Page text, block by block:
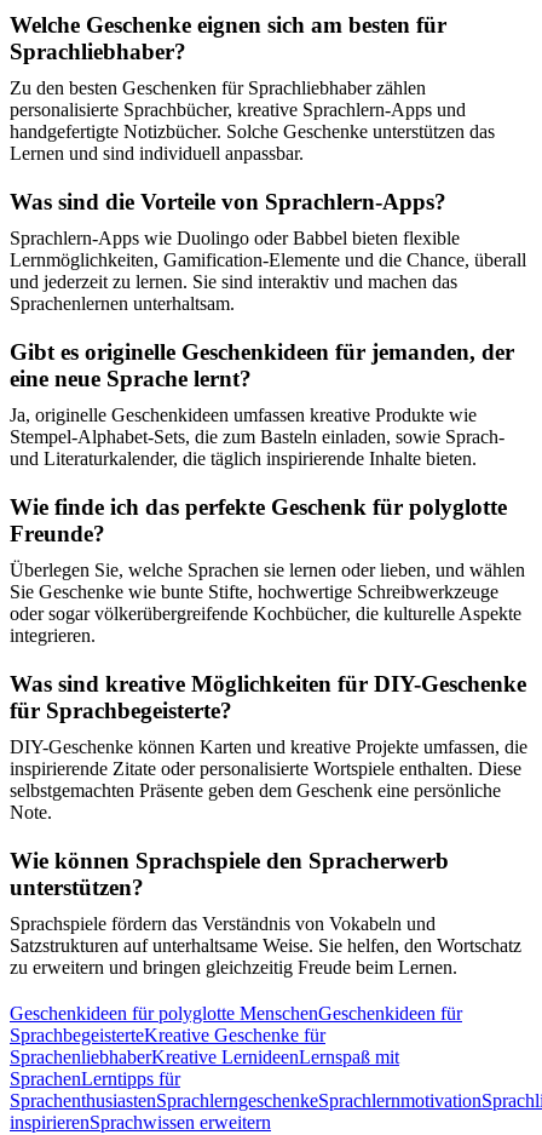
Welche Geschenke eignen sich am besten für
Sprachliebhaber?
Zu den besten Geschenken für Sprachliebhaber zählen
personalisierte Sprachbücher, kreative Sprachlern-Apps und
handgefertigte Notizbücher. Solche Geschenke unterstützen das
Lernen und sind individuell anpassbar.
Was sind die Vorteile von Sprachlern-Apps?
Sprachlern-Apps wie Duolingo oder Babbel bieten flexible
Lernmöglichkeiten, Gamification-Elemente und die Chance, überall
und jederzeit zu lernen. Sie sind interaktiv und machen das
Sprachenlernen unterhaltsam.
Gibt es originelle Geschenkideen für jemanden, der
eine neue Sprache lernt?
Ja, originelle Geschenkideen umfassen kreative Produkte wie
Stempel-Alphabet-Sets, die zum Basteln einladen, sowie Sprach-
und Literaturkalender, die täglich inspirierende Inhalte bieten.
Wie finde ich das perfekte Geschenk für polyglotte
Freunde?
Überlegen Sie, welche Sprachen sie lernen oder lieben, und wählen
Sie Geschenke wie bunte Stifte, hochwertige Schreibwerkzeuge
oder sogar völkerübergreifende Kochbücher, die kulturelle Aspekte
integrieren.
Was sind kreative Möglichkeiten für DIY-Geschenke
für Sprachbegeisterte?
DIY-Geschenke können Karten und kreative Projekte umfassen, die
inspirierende Zitate oder personalisierte Wortspiele enthalten. Diese
selbstgemachten Präsente geben dem Geschenk eine persönliche
Note.
Wie können Sprachspiele den Spracherwerb
unterstützen?
Sprachspiele fördern das Verständnis von Vokabeln und
Satzstrukturen auf unterhaltsame Weise. Sie helfen, den Wortschatz
zu erweitern und bringen gleichzeitig Freude beim Lernen.
Geschenkideen für polyglotte MenschenGeschenkideen für
SprachbegeisterteKreative Geschenke für
SprachenliebhaberKreative LernideenLernspaß mit
SprachenLerntipps für
SprachenthusiastenSprachlerngeschenkeSprachlernmotivation
inspirierenSprachwissen erweitern